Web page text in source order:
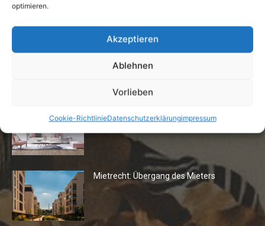
optimieren.
Akzeptieren
Ablehnen
Vorlieben
Cookie-RichtlinieDatenschutzerklärungimpressum
Wohnzimmer
Mietrecht: Übergang des Mieters